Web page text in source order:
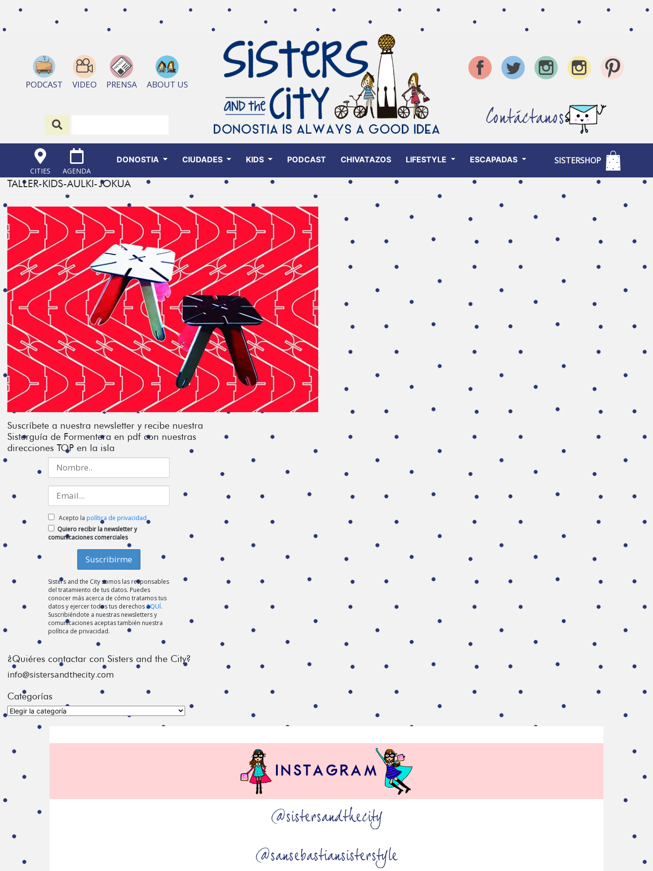
PODCAST VIDEO PRENSA ABOUT US
Contáctanos
CITIES AGENDA
DONOSTIA CIUDADES KIDS PODCAST CHIVATAZOS LIFESTYLE ESCAPADAS SISTERSHOP
TALLER-KIDS-AULKI-JOKUA
Suscríbete a nuestra newsletter y recibe nuestra
Sisterguía de Formentera en pdf con nuestras
direcciones TOP en la isla
Acepto la política de privacidad
Quiero recibir la newsletter y
comunicaciones comerciales
Sisters and the City somos las responsables
del tratamiento de tus datos. Puedes
conocer más acerca de cómo tratamos tus
datos y ejercer todos tus derechosAQUÍ.
Suscribiéndote a nuestras newsletters y
comunicaciones aceptas también nuestra
política de privacidad.
¿Quiéres contactar con Sisters and the City?
info@sistersandthecity.com
Categorías
Categorías
@sistersandthecity
@sansebastiansisterstyle